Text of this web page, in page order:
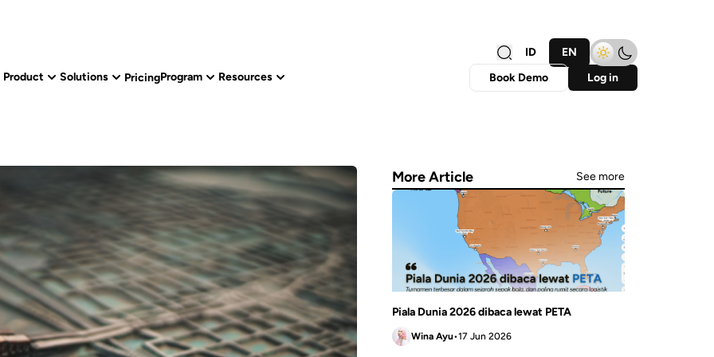
ID
EN
Product
Solutions PricingProgram Resources Book Demo Log in
More Article See more
Piala Dunia 2026 dibaca lewat PETA
Wina Ayu•17 Jun 2026